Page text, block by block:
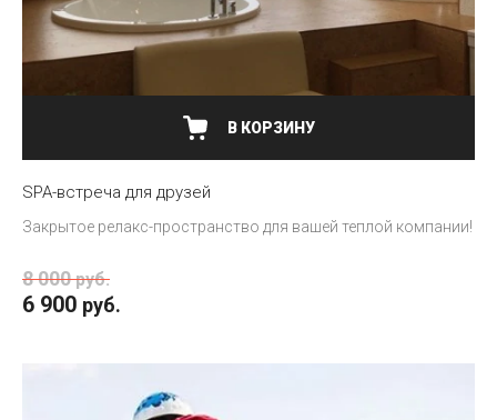
В КОРЗИНУ
SPA-встреча для друзей
Закрытое релакс-пространство для вашей теплой компании!
8 000 руб.
6 900 руб.